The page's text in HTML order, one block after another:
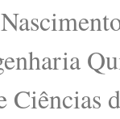
Ciências